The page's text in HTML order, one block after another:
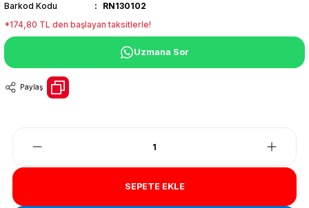
Barkod Kodu
RN130102
*174,80 TL den başlayan taksitlerle!
Uzmana Sor
Paylaş
SEPETE EKLE